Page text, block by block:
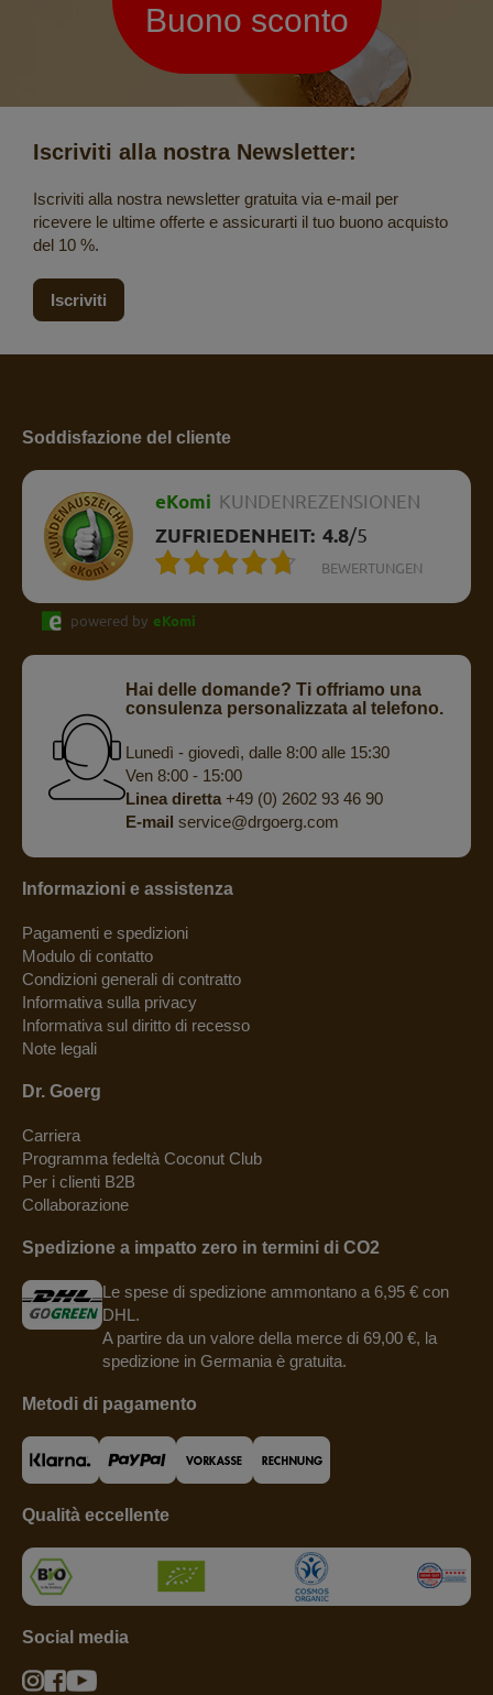
Buono sconto
Iscriviti alla nostra Newsletter:
Iscriviti alla nostra newsletter gratuita via e-mail per
ricevere le ultime offerte e assicurarti il tuo buono acquisto
del 10 %.
Iscriviti
Soddisfazione del cliente
eKomi KUNDENREZENSIONEN
ZUFRIEDENHEIT: 4.8/5
BEWERTUNGEN
powered by eKomi
Hai delle domande? Ti offriamo una
consulenza personalizzata al telefono.
Lunedì - giovedì, dalle 8:00 alle 15:30
Ven 8:00 - 15:00
Linea diretta+49 (0) 2602 93 46 90
E-mail service@drgoerg.com
Informazioni e assistenza
Pagamenti e spedizioni
Modulo di contatto
Condizioni generali di contratto
Informativa sulla privacy
Informativa sul diritto di recesso
Note legali
Dr. Goerg
Carriera
Programma fedeltà Coconut Club
Per i clienti B2B
Collaborazione
Spedizione a impatto zero in termini di CO2
Le spese di spedizione ammontano a 6,95 € con
DHL.
A partire da un valore della merce di 69,00 €, la
spedizione in Germania è gratuita.
Metodi di pagamento
Qualità eccellente
Social media